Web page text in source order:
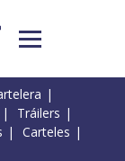
Tráilers
Carteles